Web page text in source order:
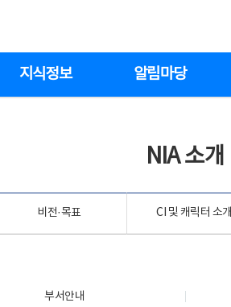
지식정보 알림마당
NIA 소개
비전·목표 CI 및 캐릭터 소개
부서안내